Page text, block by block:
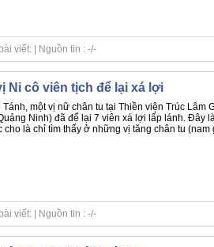
viết: | Nguồn tin : -/-
Ni cô viên tịch để lại xá lợi
một vị nữ chân tu tại Thiền viện Trúc Lâm
Ninh) đã để lại 7 viên xá lợi lấp lánh. Đây
là chỉ tìm thấy ở những vị tăng chân tu (nam
viết: | Nguồn tin : -/-